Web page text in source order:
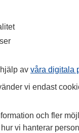
av våra digitala
vi endast
och fler
vi hanterar